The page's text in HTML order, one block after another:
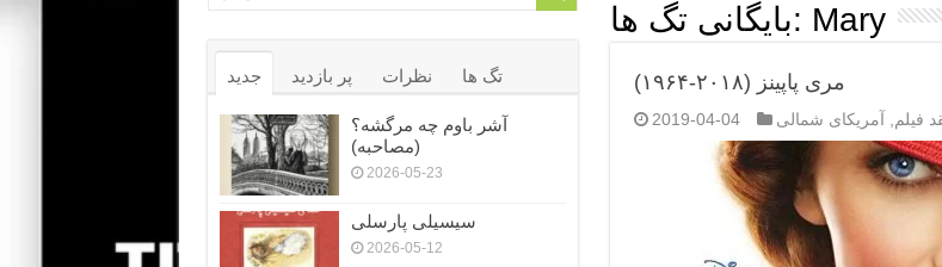
بایگانی تگ ها: Mary
مری پاپینز (۲۰۱۸-۱۹۶۴)
2019-04-04 فیلم آمریکای شمالی
جدید پر بازدید نظرات تگ ها
آشر باوم چه مرگشه؟
(مصاحبه)
2026-05-23
سیسیلی پارسلی
2026-05-12